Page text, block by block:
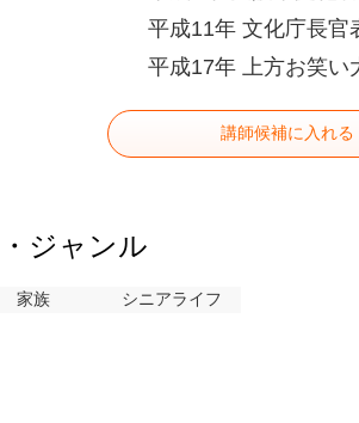
平成11年 文化庁長官
平成17年 上方お笑い
講師候補に入れる
ジャンル
家族
シニアライフ